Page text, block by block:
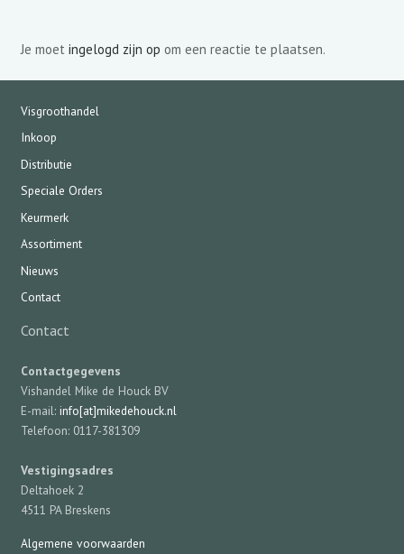
Je moet ingelogd zijn op om een reactie te plaatsen.
Visgroothandel
Inkoop
Distributie
Speciale Orders
Keurmerk
Assortiment
Nieuws
Contact
Contact
Contactgegevens
Vishandel Mike de Houck BV
E-mail: info[at]mikedehouck.nl
Telefoon: 0117-381309
Vestigingsadres
Deltahoek 2
4511 PA Breskens
Algemene voorwaarden